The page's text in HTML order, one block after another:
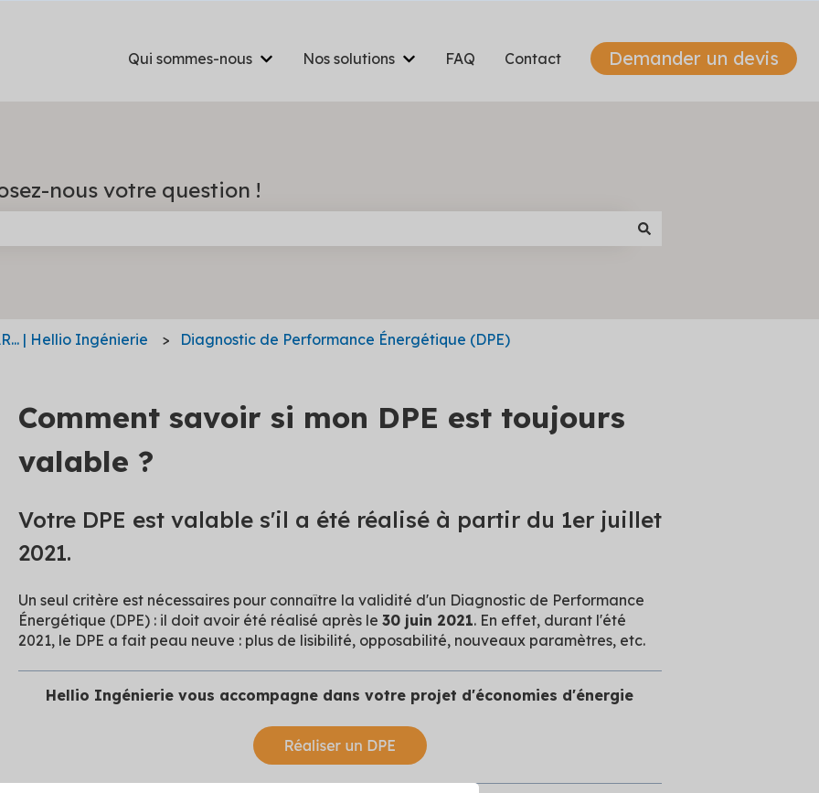
Qui sommes-nous
Afficher le sous-menu pour Qui sommes-nous
Nos solutions
Afficher le sous-menu pour Nos solutions
FAQ Contact Demander un devis
nous votre question !
| Hellio Ingénierie Diagnostic de Performance Énergétique (DPE)
Comment savoir si mon DPE est toujours
valable​ ?
Votre DPE est valable s'il a été réalisé à partir du 1er juillet
2021.
Un seul critère est nécessaires pour connaître la validité d'un Diagnostic de Performance
Énergétique (DPE) : il doit avoir été réalisé après le 30 juin 2021. En effet, durant l'été
2021, le DPE a fait peau neuve : plus de lisibilité, opposabilité, nouveaux paramètres, etc.
Hellio Ingénierie vous accompagne dans votre projet d'économies d'énergie